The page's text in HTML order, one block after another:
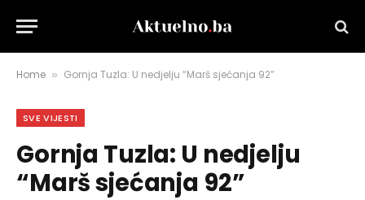
Home » Gornja Tuzla: U nedjelju “Marš sjećanja 92”
SVE VIJESTI
Gornja Tuzla: U nedjelju
“Marš sjećanja 92”